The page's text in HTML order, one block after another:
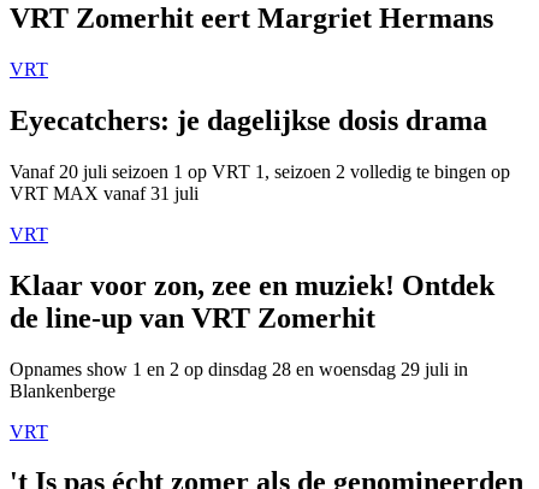
VRT Zomerhit eert Margriet Hermans
VRT
Eyecatchers: je dagelijkse dosis drama
Vanaf 20 juli seizoen 1 op VRT 1, seizoen 2 volledig te bingen op
VRT MAX vanaf 31 juli
VRT
Klaar voor zon, zee en muziek! Ontdek
de line-up van VRT Zomerhit
Opnames show 1 en 2 op dinsdag 28 en woensdag 29 juli in
Blankenberge
VRT
't Is pas écht zomer als de genomineerden